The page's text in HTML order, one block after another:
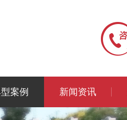
案例 新闻资讯